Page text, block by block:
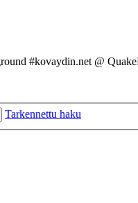
#kovaydin.net @
Tarkennettu haku